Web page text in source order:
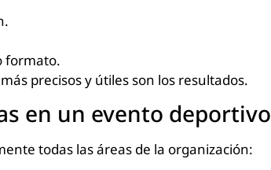
formato.
precisos y útiles son los resultados.
en un evento deportivo
todas las áreas de la organización: